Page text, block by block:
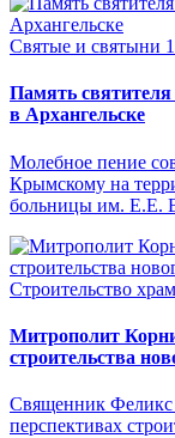
Святые и святыни
Память
в Архангельске
Молебное пение
Крымскому на
больницы им. Е.Е.
Строительство
Митрополит
строительства
Священник Феликс
перспективах